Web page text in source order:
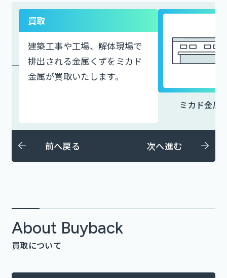
買取
建築工事や工場、解体現場で
排出される金属くずをミカド
金属が買取いたします。
ミカド金属
前へ戻る 次へ進む
About Buyback
買取について